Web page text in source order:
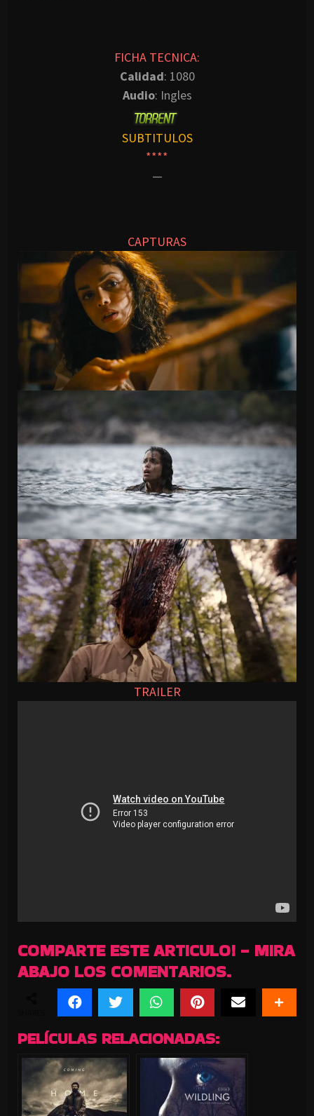
FICHA TECNICA:
Calidad: 1080
Audio: Ingles
SUBTITULOS
****
—
CAPTURAS
TRAILER
COMPARTE ESTE ARTICULO! - MIRA
ABAJO LOS COMENTARIOS.
PELÍCULAS RELACIONADAS: